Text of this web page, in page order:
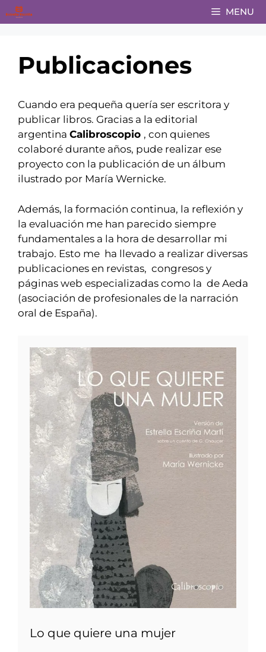
Saltar
al
MENU
Publicaciones
Cuando era pequeña quería ser escritora y
publicar libros. Gracias a la editorial
argentina Calibroscopio , con quienes
colaboré durante años, pude realizar ese
proyecto con la publicación de un álbum
ilustrado por María Wernicke.
Además, la formación continua, la reflexión y
la evaluación me han parecido siempre
fundamentales a la hora de desarrollar mi
trabajo. Esto me ha llevado a realizar diversas
publicaciones en revistas, congresos y
páginas web especializadas como la de Aeda
(asociación de profesionales de la narración
oral de España).
Lo que quiere una mujer